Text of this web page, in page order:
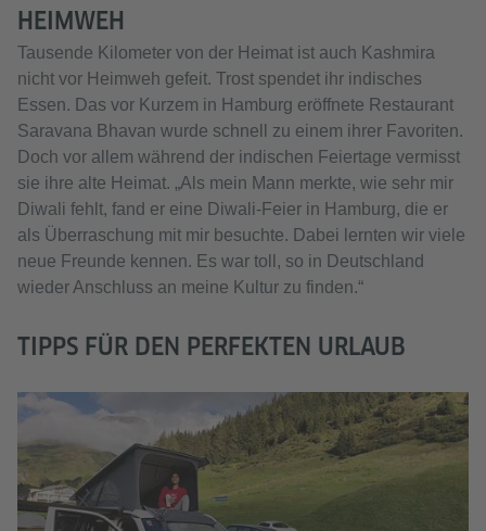
HEIMWEH
Tausende Kilometer von der Heimat ist auch Kashmira
nicht vor Heimweh gefeit. Trost spendet ihr indisches
Essen. Das vor Kurzem in Hamburg eröffnete Restaurant
Saravana Bhavan wurde schnell zu einem ihrer Favoriten.
Doch vor allem während der indischen Feiertage vermisst
sie ihre alte Heimat. „Als mein Mann merkte, wie sehr mir
Diwali fehlt, fand er eine Diwali-Feier in Hamburg, die er
als Überraschung mit mir besuchte. Dabei lernten wir viele
neue Freunde kennen. Es war toll, so in Deutschland
wieder Anschluss an meine Kultur zu finden.“
TIPPS FÜR DEN PERFEKTEN URLAUB